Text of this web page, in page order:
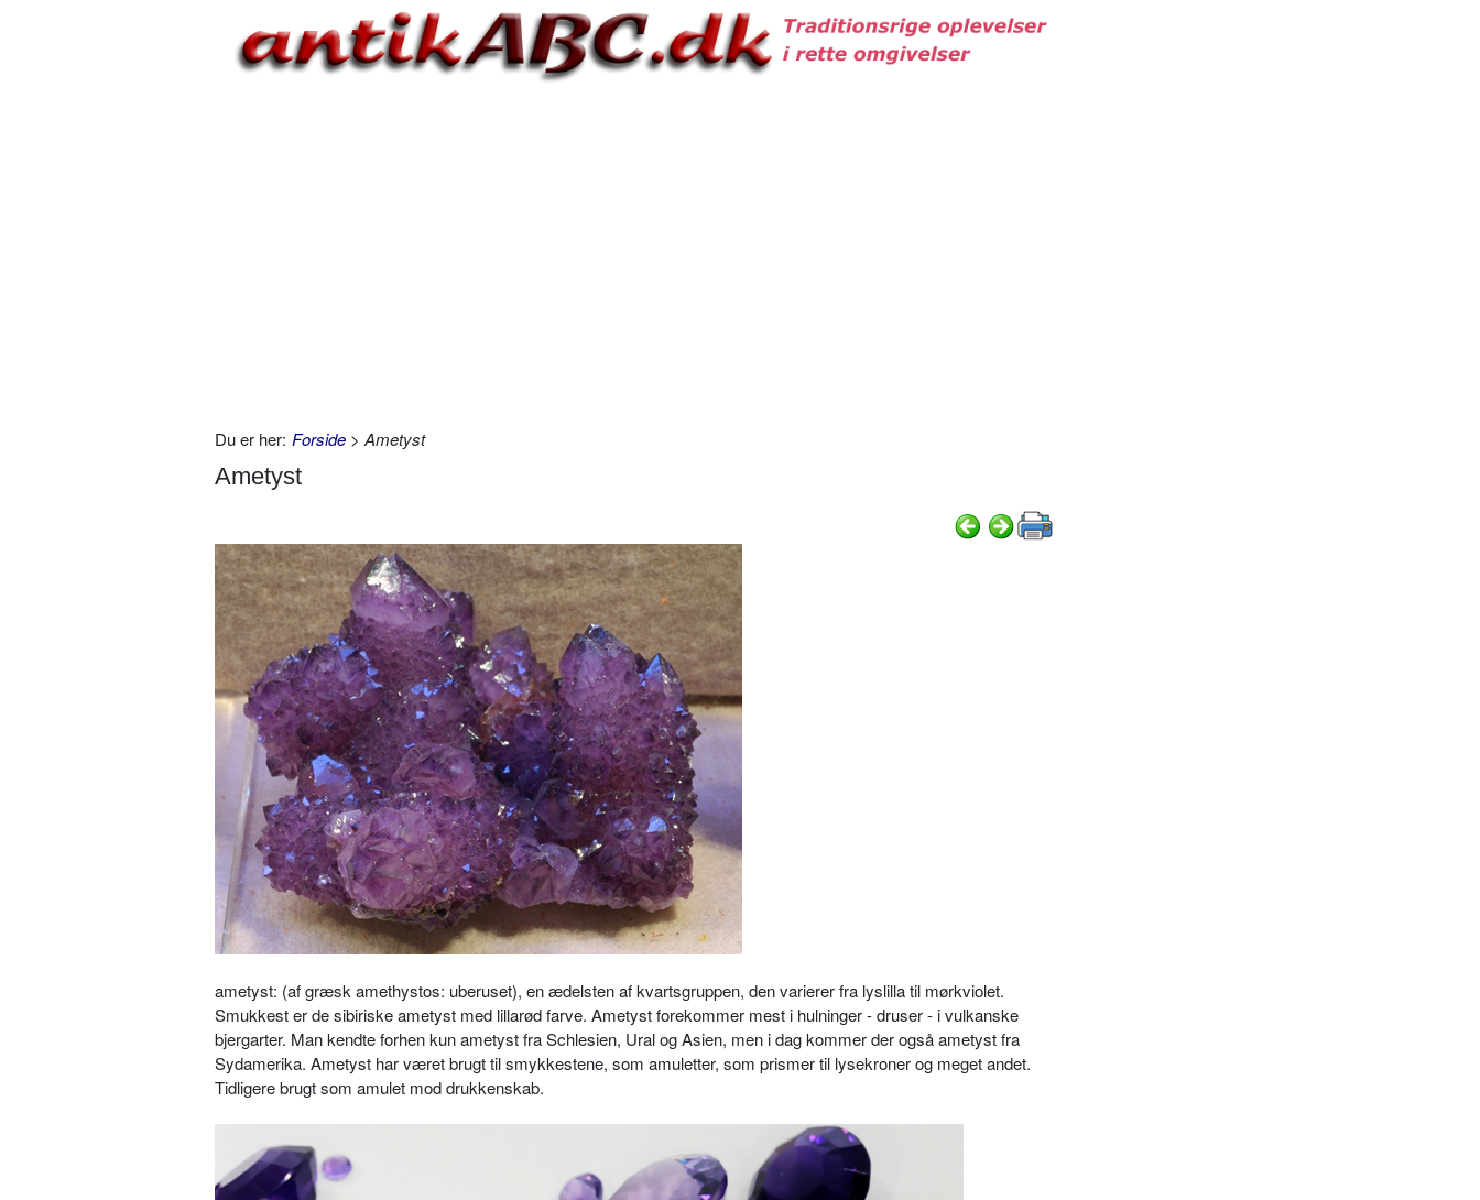
Du er her: Forside > Ametyst
Ametyst
ametyst: (af græsk amethystos: uberuset), en ædelsten af kvartsgruppen, den varierer fra lyslilla til mørkviolet.
Smukkest er de sibiriske ametyst med lillarød farve. Ametyst forekommer mest i hulninger - druser - i vulkanske
bjergarter. Man kendte forhen kun ametyst fra Schlesien, Ural og Asien, men i dag kommer der også ametyst fra
Sydamerika. Ametyst har været brugt til smykkestene, som amuletter, som prismer til lysekroner og meget andet.
Tidligere brugt som amulet mod drukkenskab.